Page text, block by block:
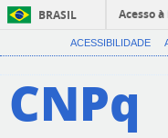
BRASIL
Acesso
ACESSIBILIDADE
CNPq